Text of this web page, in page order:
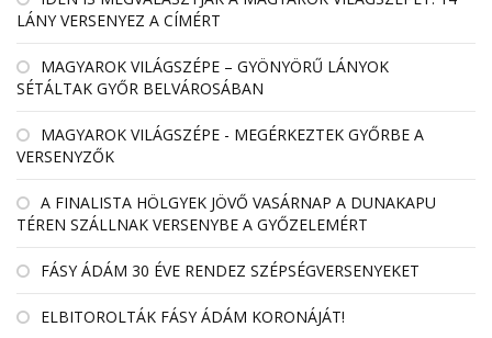
LÁNY VERSENYEZ A CÍMÉRT
MAGYAROK VILÁGSZÉPE – GYÖNYÖRŰ LÁNYOK
SÉTÁLTAK GYŐR BELVÁROSÁBAN
MAGYAROK VILÁGSZÉPE - MEGÉRKEZTEK GYŐRBE A
VERSENYZŐK
A FINALISTA HÖLGYEK JÖVŐ VASÁRNAP A DUNAKAPU
TÉREN SZÁLLNAK VERSENYBE A GYŐZELEMÉRT
FÁSY ÁDÁM 30 ÉVE RENDEZ SZÉPSÉGVERSENYEKET
ELBITOROLTÁK FÁSY ÁDÁM KORONÁJÁT!